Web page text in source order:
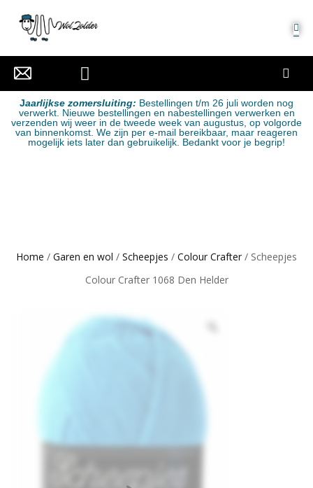
Jaarlijkse zomersluiting: Bestellingen t/m 26 juli worden nog
verwerkt. Nieuwe bestellingen en nabestellingen verwerken en
verzenden wij weer in de tweede week van augustus, op volgorde
van binnenkomst. We zijn per e-mail bereikbaar, maar reageren
mogelijk iets later dan gebruikelijk. Bedankt voor je begrip!
Home / Garen en wol / Scheepjes / Colour Crafter / Scheepjes
Colour Crafter 1068 Den Helder